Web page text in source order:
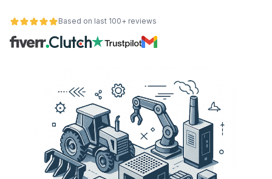
Based on last 100+ reviews